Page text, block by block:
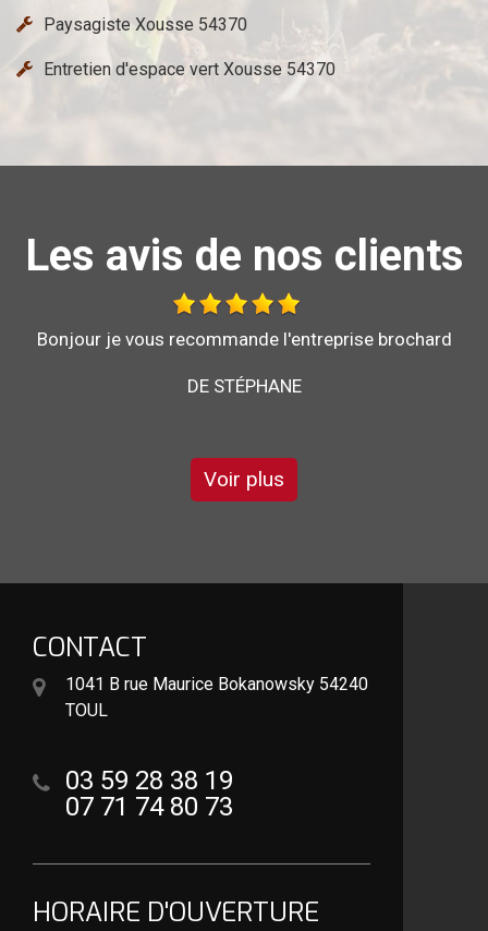
Paysagiste Xousse 54370
Entretien d'espace vert Xousse 54370
Les avis de nos clients
Au top, je recommande !!
DE ORNELLA
Voir plus
CONTACT
1041 B rue Maurice Bokanowsky 54240
TOUL
03 59 28 38 19
07 71 74 80 73
HORAIRE D'OUVERTURE